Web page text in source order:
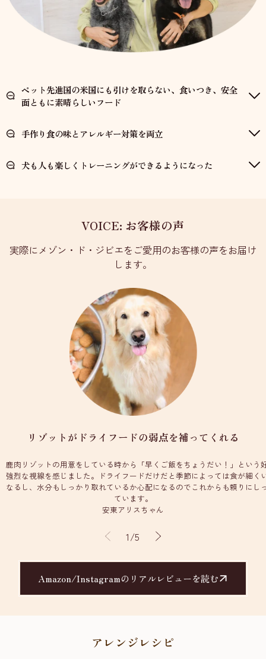
ペット先進国の米国にも引けを取らない、食いつき、安全
面ともに素晴らしいフード
手作り食の味とアレルギー対策を両立
犬も人も楽しくトレーニングができるようになった
VOICE: お客様の声
実際にメゾン・ド・ジビエをご愛用のお客様の声をお届け
します。
リゾットがドライフードの弱点を補ってくれる
鹿肉リゾットの用意をしている時から「早くご飯をちょうだい！」という
強烈な視線を感じました。ドライフードだけだと季節によっては食が細く
なるし、水分もしっかり取れているか心配になるのでこれからも頼りにし
ています。
安東アリスちゃん
1/の
5
Amazon/Instagramのリアルレビューを読む
アレンジレシピ